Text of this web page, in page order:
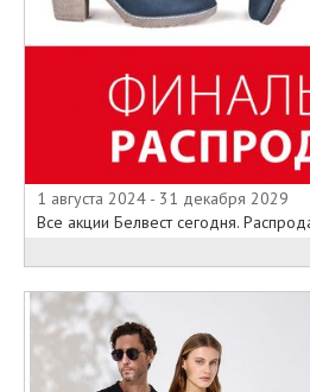
1 августа 2024 - 31 декабря 2029
Все акции Белвест сегодня.